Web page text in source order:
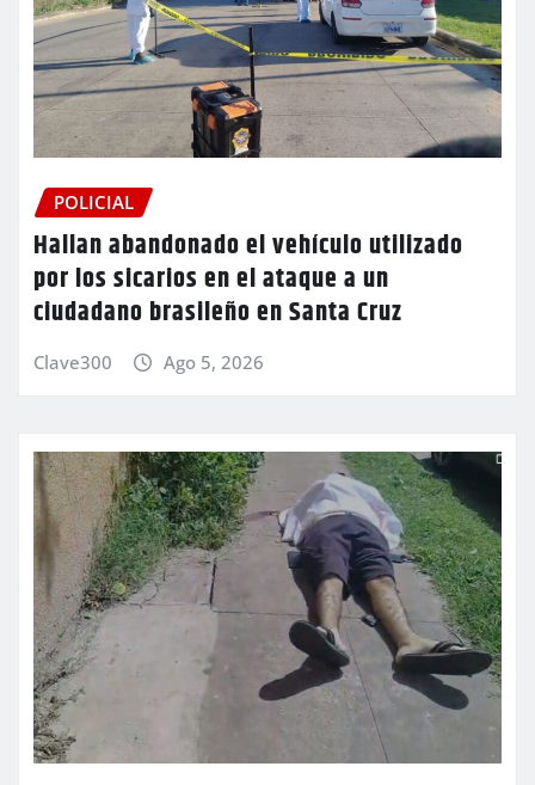
POLICIAL
Hallan abandonado el vehículo utilizado
por los sicarios en el ataque a un
ciudadano brasileño en Santa Cruz
Clave300 Ago 5, 2026